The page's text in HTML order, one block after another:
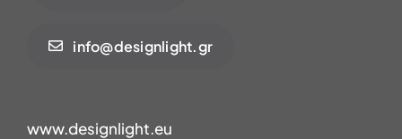
info@designlight.gr
www.designlight.eu